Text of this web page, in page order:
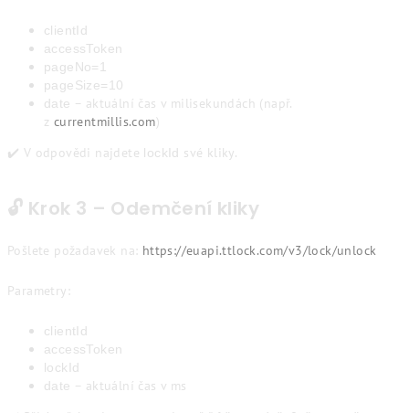
clientId
accessToken
pageNo=1
pageSize=10
date – aktuální čas v milisekundách (např.
z currentmillis.com)
✔️ V odpovědi najdete lockId své kliky.
🔓 Krok 3 – Odemčení kliky
Pošlete požadavek na: https://euapi.ttlock.com/v3/lock/unlock
Parametry:
clientId
accessToken
lockId
date – aktuální čas v ms